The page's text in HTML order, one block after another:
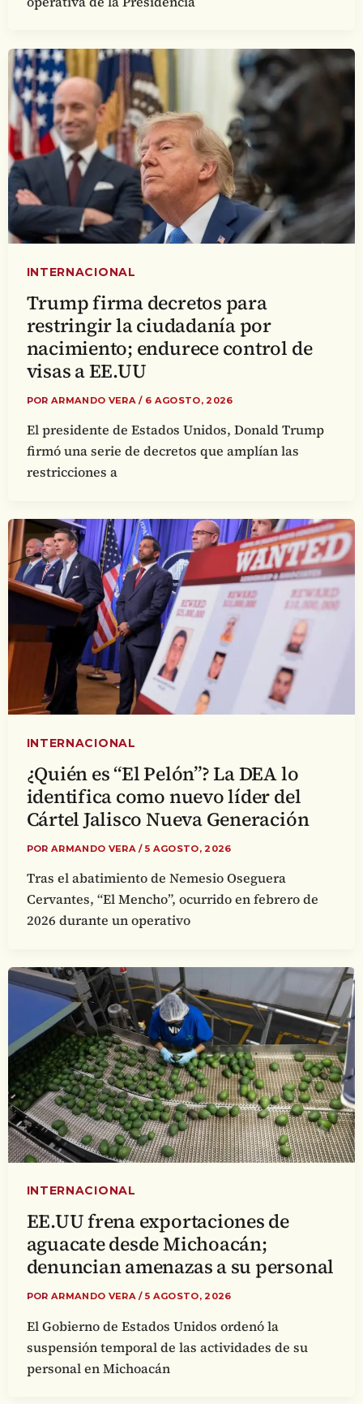
INTERNACIONAL
Trump firma decretos para
restringir la ciudadanía por
nacimiento; endurece control de
visas a EE.UU
POR ARMANDO VERA/ 6 AGOSTO, 2026
El presidente de Estados Unidos, Donald Trump
firmó una serie de decretos que amplían las
restricciones a
INTERNACIONAL
¿Quién es “El Pelón”? La DEA lo
identifica como nuevo líder del
Cártel Jalisco Nueva Generación
POR ARMANDO VERA/ 5 AGOSTO, 2026
Tras el abatimiento de Nemesio Oseguera
Cervantes, “El Mencho”, ocurrido en febrero de
2026 durante un operativo
INTERNACIONAL
EE.UU frena exportaciones de
aguacate desde Michoacán;
denuncian amenazas a su personal
POR ARMANDO VERA/5 AGOSTO, 2026
El Gobierno de Estados Unidos ordenó la
suspensión temporal de las actividades de su
personal en Michoacán